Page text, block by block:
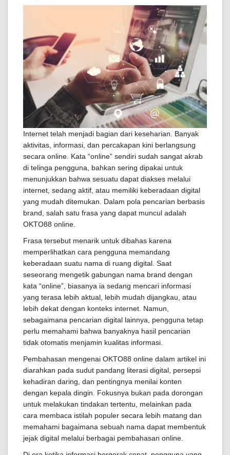
Internet telah menjadi bagian dari keseharian. Banyak
aktivitas, informasi, dan percakapan kini berlangsung
secara online. Kata “online” sendiri sudah sangat akrab
di telinga pengguna, bahkan sering dipakai untuk
menunjukkan bahwa sesuatu dapat diakses melalui
internet, sedang aktif, atau memiliki keberadaan digital
yang mudah ditemukan. Dalam pola pencarian berbasis
brand, salah satu frasa yang dapat muncul adalah
OKTO88 online.
Frasa tersebut menarik untuk dibahas karena
memperlihatkan cara pengguna memandang
keberadaan suatu nama di ruang digital. Saat
seseorang mengetik gabungan nama brand dengan
kata “online”, biasanya ia sedang mencari informasi
yang terasa lebih aktual, lebih mudah dijangkau, atau
lebih dekat dengan konteks internet. Namun,
sebagaimana pencarian digital lainnya, pengguna tetap
perlu memahami bahwa banyaknya hasil pencarian
tidak otomatis menjamin kualitas informasi.
Pembahasan mengenai OKTO88 online dalam artikel ini
diarahkan pada sudut pandang literasi digital, persepsi
kehadiran daring, dan pentingnya menilai konten
dengan kepala dingin. Fokusnya bukan pada dorongan
untuk melakukan tindakan tertentu, melainkan pada
cara membaca istilah populer secara lebih matang dan
memahami bagaimana sebuah nama dapat membentuk
jejak digital melalui berbagai pembahasan online.